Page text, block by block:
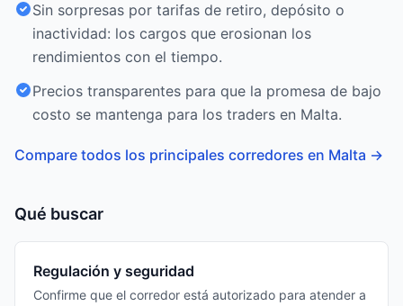
Sin sorpresas por tarifas de retiro, depósito o
inactividad: los cargos que erosionan los
rendimientos con el tiempo.
Precios transparentes para que la promesa de bajo
costo se mantenga para los traders en Malta.
Compare todos los principales corredores en Malta →
Qué buscar
Regulación y seguridad
Confirme que el corredor está autorizado para atender a